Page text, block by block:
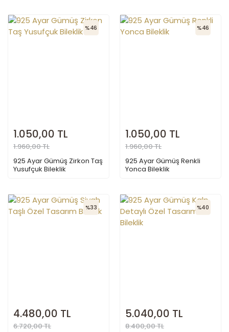
%46
1.050,00 TL
1.960,00 TL
925 Ayar Gümüş Zirkon Taş
Yusufçuk Bileklik
%46
1.050,00 TL
1.960,00 TL
925 Ayar Gümüş Renkli
Yonca Bileklik
%33
4.480,00 TL
6.720,00 TL
%40
5.040,00 TL
8.400,00 TL